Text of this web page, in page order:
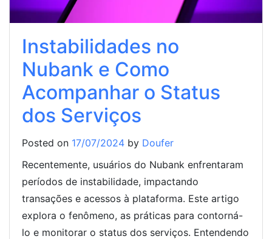
Instabilidades no
Nubank e Como
Acompanhar o Status
dos Serviços
Posted on 17/07/2024 by Doufer
Recentemente, usuários do Nubank enfrentaram
períodos de instabilidade, impactando
transações e acessos à plataforma. Este artigo
explora o fenômeno, as práticas para contorná-
lo e monitorar o status dos serviços. Entendendo